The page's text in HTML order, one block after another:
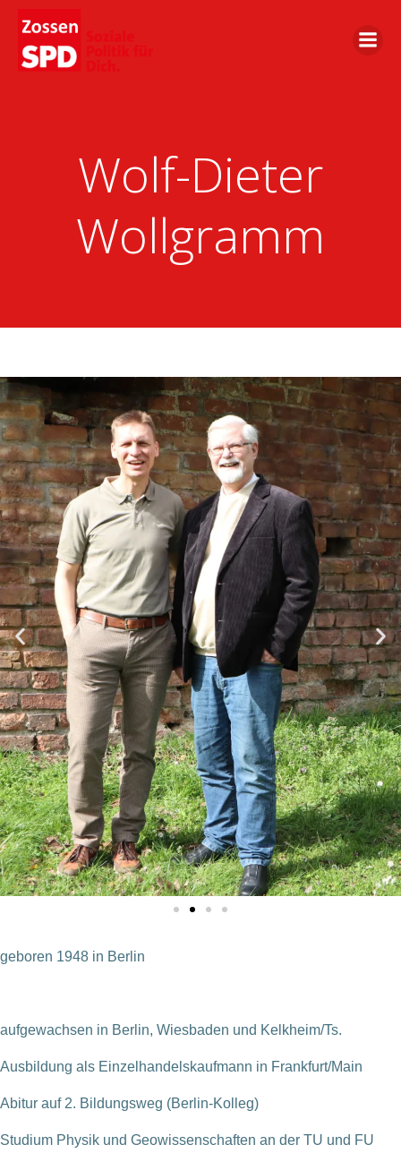
Wolf-Dieter
Wollgramm
geboren 1948 in Berlin
aufgewachsen in Berlin, Wiesbaden und Kelkheim/Ts.
Ausbildung als Einzelhandelskaufmann in Frankfurt/Main
Abitur auf 2. Bildungsweg (Berlin-Kolleg)
Studium Physik und Geowissenschaften an der TU und FU